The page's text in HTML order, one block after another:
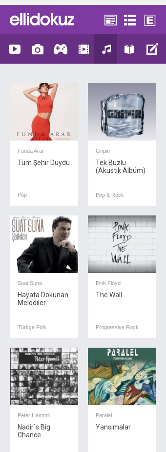
Funda Arar
Tüm Şehir Duydu
Pop
Gripin
Tek Buzlu
(Akustik Albüm)
Pop & Rock
Suat Suna
Hayata Dokunan
Melodiler
Türkçe Folk
Pink Floyd
The Wall
Progressive Rock
Peter Hammill
Nadir`s Big
Chance
Paralel
Yansımalar